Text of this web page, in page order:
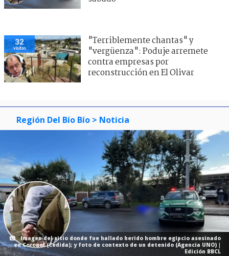
32
visitas
"Terriblemente chantas" y
"vergüenza": Poduje arremete
contra empresas por
reconstrucción en El Olivar
Región Del Bío Bío > Noticia
Imagen del sitio donde fue hallado herido hombre egipcio asesinado
en Coronel (Cedida); y foto de contexto de un detenido (Agencia UNO) |
Edición BBCL